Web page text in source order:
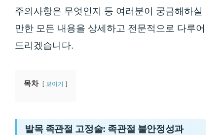
주의사항은 무엇인지 등 여러분이 궁금해하실
만한 모든 내용을 상세하고 전문적으로 다루어
드리겠습니다.
목차 보이기
발목 족관절 고정술: 족관절 불안정성과